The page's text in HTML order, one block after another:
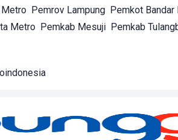
Metro Pemrov Lampung Pemkot Bandar
Metro Pemkab Mesuji Pemkab